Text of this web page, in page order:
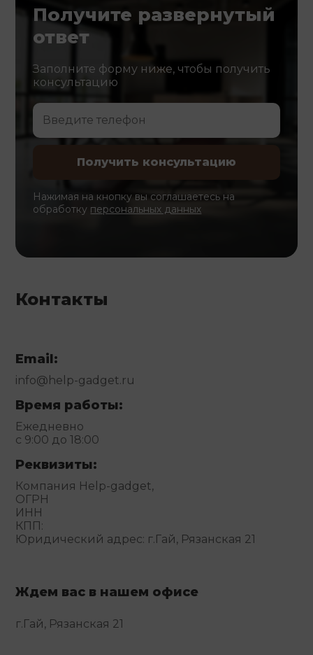
Получите развернутый
ответ
Заполните форму ниже, чтобы получить
консультацию
Нажимая на кнопку вы соглашаетесь на
обработку персональных данных
Контакты
Email:
info@help-gadget.ru
Время работы:
Ежедневно
с 9:00 до 18:00
Реквизиты:
Компания Help-gadget,
ОГРН
ИНН
КПП:
Юридический адрес: г.Гай, Рязанская 21
Ждем вас в нашем офисе
г.Гай, Рязанская 21